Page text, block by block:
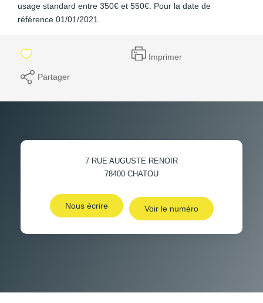
usage standard entre 350€ et 550€. Pour la date de
référence 01/01/2021.
Imprimer
Partager
7 RUE AUGUSTE RENOIR
78400 CHATOU
Nous écrire Voir le numéro